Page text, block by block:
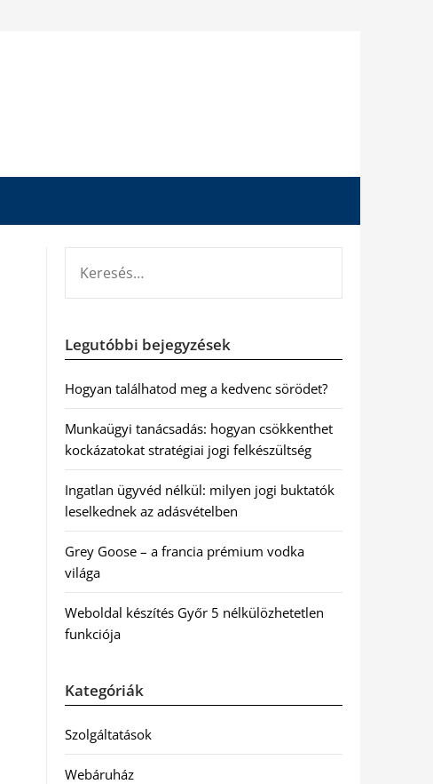
Legutóbbi bejegyzések
Hogyan találhatod meg a kedvenc sörödet?
Munkaügyi tanácsadás: hogyan csökkenthet
kockázatokat stratégiai jogi felkészültség
Ingatlan ügyvéd nélkül: milyen jogi buktatók
leselkednek az adásvételben
Grey Goose – a francia prémium vodka
világa
Weboldal készítés Győr 5 nélkülözhetetlen
funkciója
Kategóriák
Szolgáltatások
Webáruház